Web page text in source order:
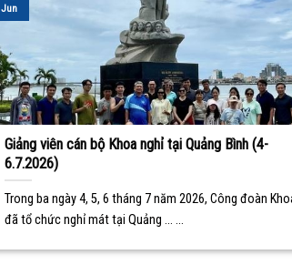
Giảng viên cán bộ Khoa nghỉ tại Quảng Bình (4-
6.7.2026)
Trong ba ngày 4, 5, 6 tháng 7 năm 2026, Công đoàn
đã tổ chức nghỉ mát tại Quảng ... ...
Jun